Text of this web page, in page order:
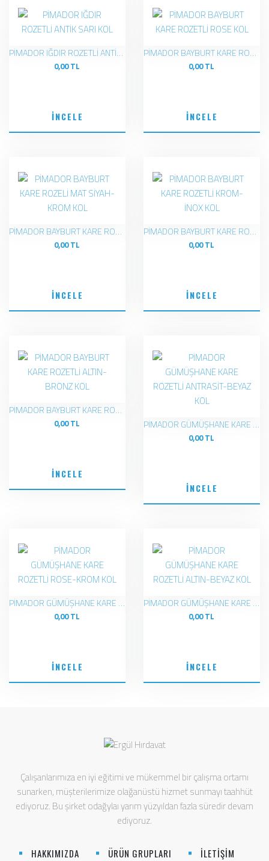
PİMADOR IĞDIR ROZETLİ ANTİK SARI KOL
0,00 TL
İNCELE
PİMADOR BAYBURT KARE ROZETLİ ROSE KOL
0,00 TL
İNCELE
PİMADOR BAYBURT KARE ROZELİ MAT SİYAH-KROM KOL
0,00 TL
İNCELE
PİMADOR BAYBURT KARE ROZETLİ KROM-İNOX KOL
0,00 TL
İNCELE
PİMADOR BAYBURT KARE ROZETLİ ALTIN-BRONZ KOL
0,00 TL
İNCELE
PİMADOR GÜMÜŞHANE KARE ROZETLİ ANTRASİT-BEYAZ KOL
0,00 TL
İNCELE
PİMADOR GÜMÜŞHANE KARE ROZETLİ ROSE-KROM KOL
0,00 TL
İNCELE
PİMADOR GÜMÜŞHANE KARE ROZETLİ ALTIN-BEYAZ KOL
0,00 TL
İNCELE
Çalışanlarımıza en iyi eğitimi ve mükemmel bir çalışma ortamı
sunarken, müşterilerimize olağanüstü hizmet sunmayı taahhüt
ediyoruz. Bu şirket odağylaı yarım yüzyıldan fazla süredir devam
ediyoruz.
HAKKIMIZDA ÜRÜN GRUPLARI İLETİŞİM